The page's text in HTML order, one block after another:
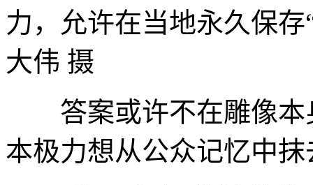
力，允许在当地永久保
大伟 摄
答案或许不在雕像本
本极力想从公众记忆中